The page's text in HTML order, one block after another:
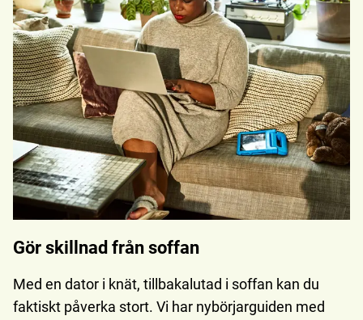
Gör skillnad från soffan
Med en dator i knät, tillbakalutad i soffan kan du
faktiskt påverka stort. Vi har nybörjarguiden med